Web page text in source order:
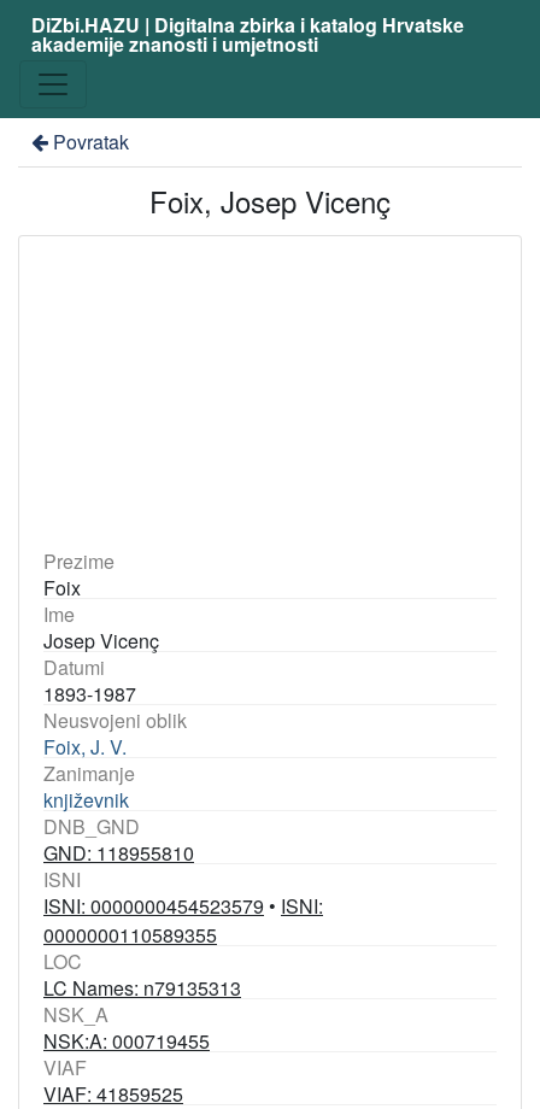
DiZbi.HAZU | Digitalna zbirka i katalog Hrvatske
akademije znanosti i umjetnosti
Povratak
Foix, Josep Vicenç
Prezime
Foix
Ime
Josep Vicenç
Datumi
1893-1987
Neusvojeni oblik
Foix, J. V.
Zanimanje
književnik
DNB_GND
GND: 118955810
ISNI
ISNI: 0000000454523579 • ISNI:
0000000110589355
LOC
LC Names: n79135313
NSK_A
NSK:A: 000719455
VIAF
VIAF: 41859525